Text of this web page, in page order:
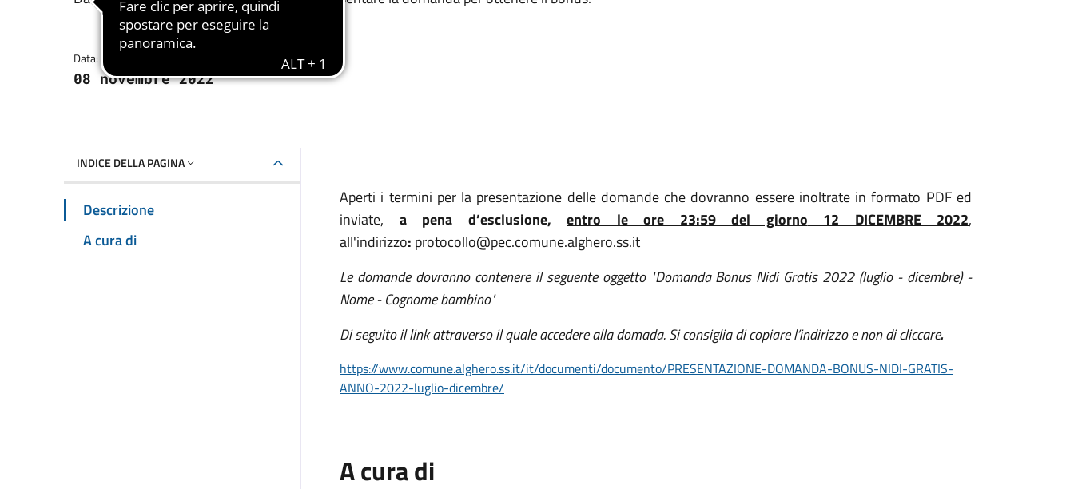
Data:
08 novembre 2022
INDICE DELLA PAGINA
Descrizione
A cura di
Aperti i termini per la presentazione delle domande che dovranno essere inoltrate in formato PDF ed
inviate, a pena d’esclusione, entro le ore 23:59 del giorno 12 DICEMBRE 2022,
all'indirizzo: protocollo@pec.comune.alghero.ss.it
Le domande dovranno contenere il seguente oggetto "Domanda Bonus Nidi Gratis 2022 (luglio - dicembre) -
Nome - Cognome bambino"
Di seguito il link attraverso il quale accedere alla domada. Si consiglia di copiare l’indirizzo e non di cliccare.
https://www.comune.alghero.ss.it/it/documenti/documento/PRESENTAZIONE-DOMANDA-BONUS-NIDI-GRATIS-
ANNO-2022-luglio-dicembre/
A cura di